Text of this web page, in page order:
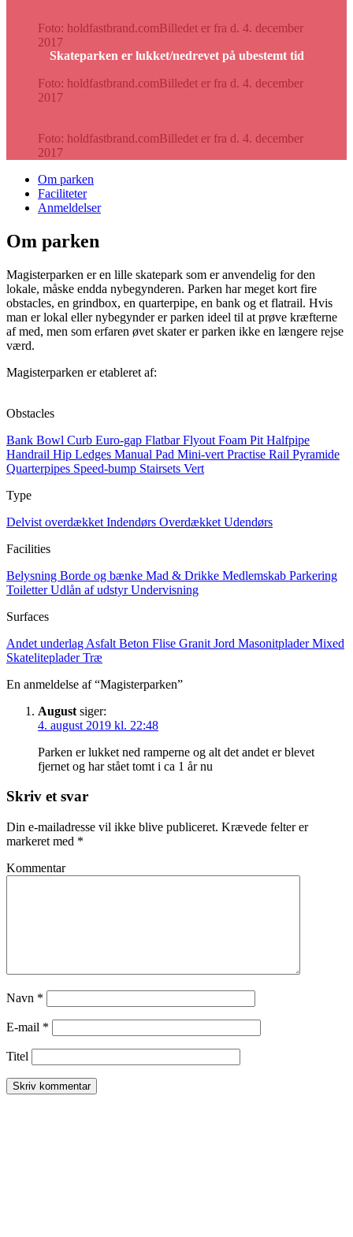
Foto: holdfastbrand.comBilledet er fra d. 4. december
2017
Foto: holdfastbrand.comBilledet er fra d. 4. december
2017
Foto: holdfastbrand.comBilledet er fra d. 4. december
2017
Om parken
Faciliteter
Anmeldelser
Om parken
Magisterparken er en lille skatepark som er anvendelig for den
lokale, måske endda nybegynderen. Parken har meget kort fire
obstacles, en grindbox, en quarterpipe, en bank og et flatrail. Hvis
man er lokal eller nybegynder er parken ideel til at prøve kræfterne
af med, men som erfaren øvet skater er parken ikke en længere rejse
værd.
Magisterparken er etableret af:
Obstacles
Bank Bowl Curb Euro-gap FlatbarFlyout Foam Pit Halfpipe
Handrail Hip Ledges Manual Pad Mini-vert Practise Rail Pyramide
Quarterpipes Speed-bump Stairsets Vert
Type
Delvist overdækket Indendørs Overdækket Udendørs
Facilities
Belysning Borde og bænke Mad & Drikke Medlemskab Parkering
ToiletterUdlån af udstyrUndervisning
Surfaces
Andet underlag Asfalt Beton Flise Granit Jord MasonitpladerMixed
SkatelitepladerTræ
En anmeldelse af “Magisterparken”
August siger:
4. august 2019 kl. 22:48
Parken er lukket ned ramperne og alt det andet er blevet
fjernet og har stået tomt i ca 1 år nu
Skriv et svar
Din e-mailadresse vil ikke blive publiceret. Krævede felter er
markeret med *
Kommentar
Navn *
E-mail *
Titel